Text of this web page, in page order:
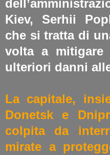
Kiev, Serhii
che si tratta di
volta a
ulteriori danni
La capitale,
Donetsk e
colpita da
mirate a